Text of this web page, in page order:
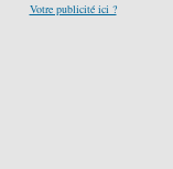
Votre publicité ici ?